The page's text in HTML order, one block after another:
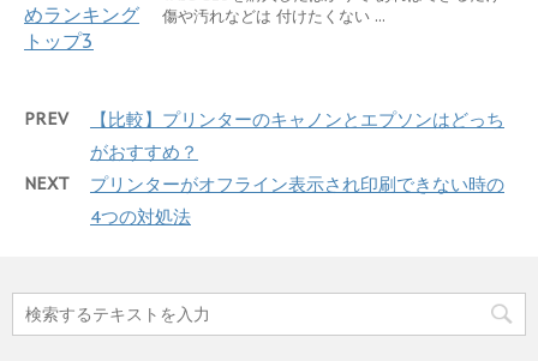
傷や汚れなどは 付けたくない ...
PREV
【比較】プリンターのキャノンとエプソンはどっち
がおすすめ？
NEXT
プリンターがオフライン表示され印刷できない時の
4つの対処法